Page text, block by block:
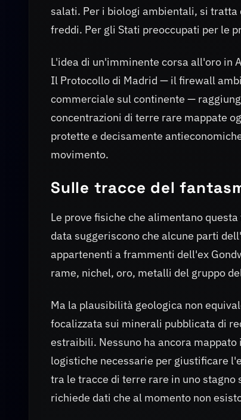
salati. Per i biologi ambientali, si
freddi. Per gli Stati preoccupati per le
L'idea di un'imminente corsa all'oro in
Il Protocollo di Madrid — il firewall
commerciale sul continente —
concentrazioni di terre rare mappate
protette e decisamente
movimento.
Sulle tracce del
Le prove fisiche che alimentano
data suggeriscono che alcune parti
appartenenti a frammenti dell'ex
rame, nichel, oro, metalli del gruppo
Ma la plausibilità geologica non
focalizzata sui minerali pubblicata di
estraibili. Nessuno ha ancora
logistiche necessarie per giustificare
tra le tracce di terre rare in uno
richiede dati che al momento non